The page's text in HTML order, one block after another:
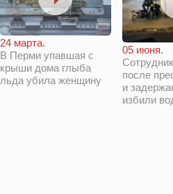
24 марта.
В Перми упавшая с
крыши дома глыба
льда убила женщину
05 июня.
после
и
избили